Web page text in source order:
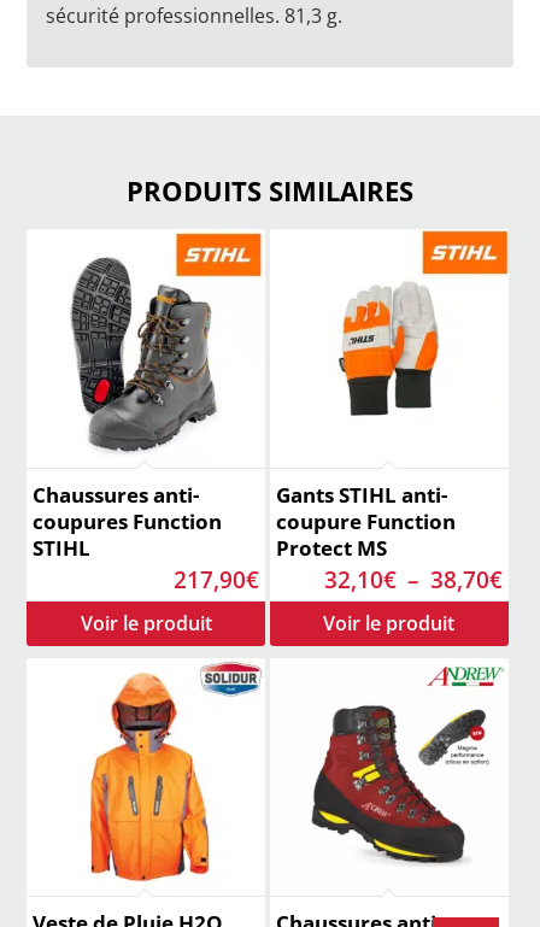
sécurité professionnelles. 81,3 g.
PRODUITS SIMILAIRES
Chaussures anti-
coupures Function
STIHL
217,90€
Gants STIHL anti-
coupure Function
Protect MS
32,10€ – 38,70€
de